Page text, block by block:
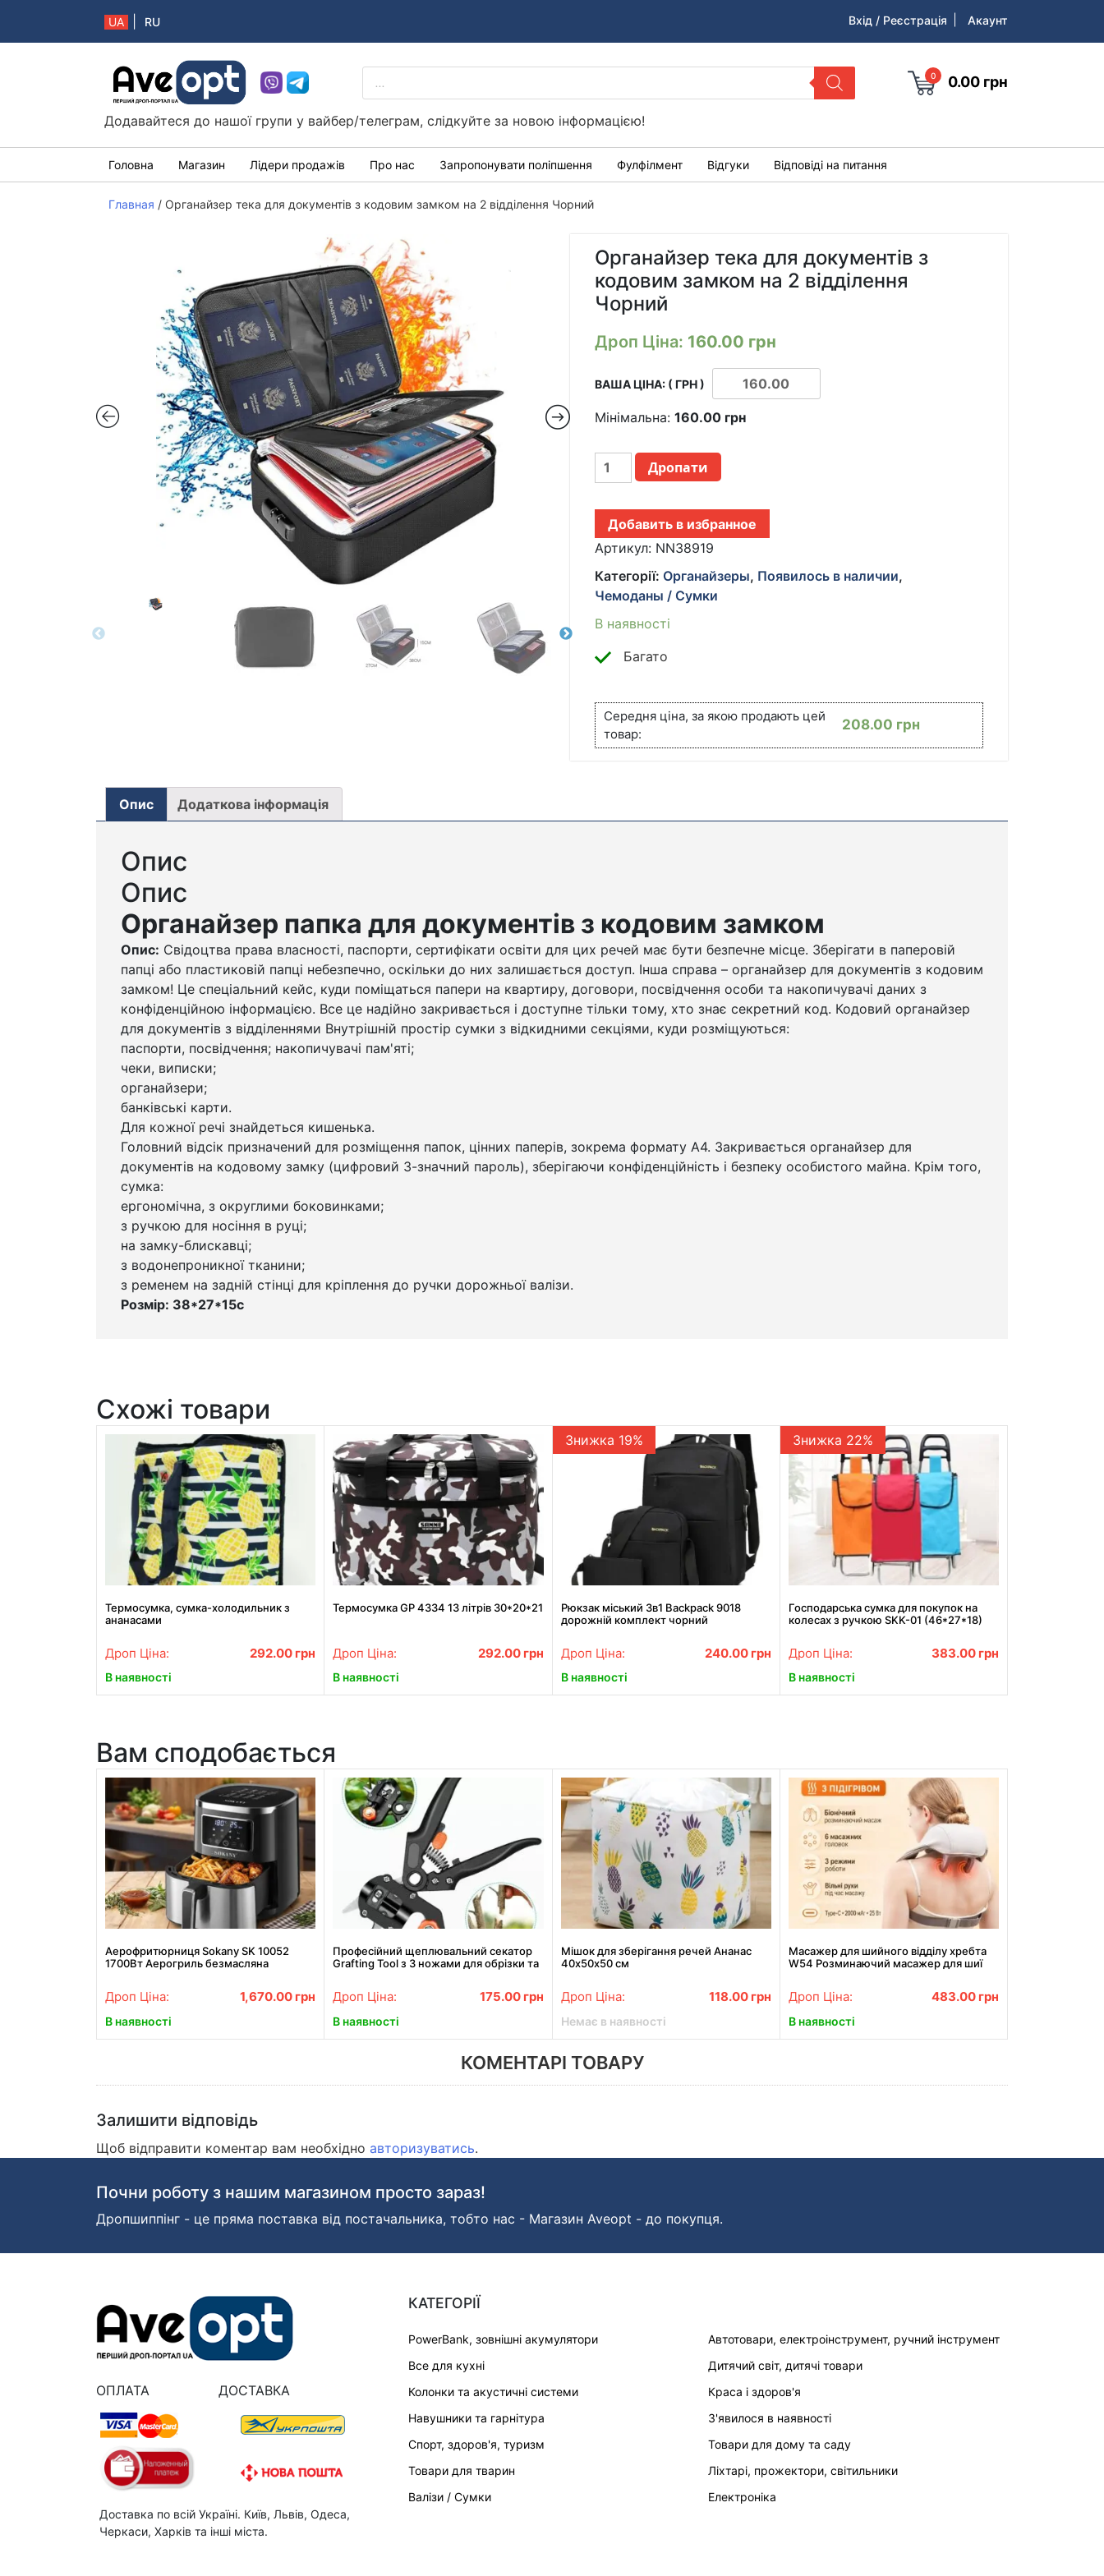
UA RU Вхід / Реєстрація Акаунт
Aveopt – оптова дропшипінг платформа в Україні
PRODUCTS
SEARCH
0 0.00 грн
Додавайтеся до нашої групи у вайбер/телеграм, слідкуйте за новою інформацією!
Головна Магазин Лідери продажів Про нас Запропонувати поліпшення Фулфілмент Відгуки Відповіді на питання
Главная / Органайзер тека для документів з кодовим замком на 2 відділення Чорний
Органайзер тека для документів з
кодовим замком на 2 відділення
Чорний
Дроп Ціна: 160.00 грн
ВАША ЦІНА: ( ГРН )
Мінімальна: 160.00 грн
ОРГАНАЙЗЕР
ПАПКА
ДОКУМЕНТОВ
КОДОВЫМ
НА
2
ОТДЕЛЕНИЯ
ЧЕРНЫЙ
КІЛЬКІСТЬ
Дропати
Добавить в избранное
Артикул: NN38919
Категорії: Органайзеры, Появилось в наличии,
Чемоданы / Сумки
В наявності
Багато
Середня ціна, за якою продають цей
товар:
208.00 грн
Опис Додаткова інформація
Опис
Опис
Органайзер папка для документів з кодовим замком
Опис: Свідоцтва права власності, паспорти, сертифікати освіти для цих речей має бути безпечне місце. Зберігати в паперовій
папці або пластиковій папці небезпечно, оскільки до них залишається доступ. Інша справа – органайзер для документів з кодовим
замком! Це спеціальний кейс, куди поміщаться папери на квартиру, договори, посвідчення особи та накопичувачі даних з
конфіденційною інформацією. Все це надійно закривається і доступне тільки тому, хто знає секретний код. Кодовий органайзер
для документів з відділеннями Внутрішній простір сумки з відкидними секціями, куди розміщуються:
паспорти, посвідчення; накопичувачі пам'яті;
чеки, виписки;
органайзери;
банківські карти.
Для кожної речі знайдеться кишенька.
Головний відсік призначений для розміщення папок, цінних паперів, зокрема формату А4. Закривається органайзер для
документів на кодовому замку (цифровий 3-значний пароль), зберігаючи конфіденційність і безпеку особистого майна. Крім того,
сумка:
ергономічна, з округлими боковинками;
з ручкою для носіння в руці;
на замку-блискавці;
з водонепроникної тканини;
з ременем на задній стінці для кріплення до ручки дорожньої валізи.
Розмір: 38*27*15с
Схожі товари
Термосумка, сумка-холодильник з
ананасами
Дроп Ціна: 292.00 грн
В наявності
Термосумка GP 4334 13 літрів 30*20*21
Дроп Ціна: 292.00 грн
В наявності
Знижка 19%
Рюкзак міський 3в1 Backpack 9018
дорожній комплект чорний
Дроп Ціна: 240.00 грн
В наявності
Знижка 22%
Господарська сумка для покупок на
колесах з ручкою SKK-01 (46*27*18)
Дроп Ціна: 383.00 грн
В наявності
Вам сподобається
Аерофритюрниця Sokany SK 10052
1700Вт Аерогриль безмасляна
Дроп Ціна: 1,670.00 грн
В наявності
Професійний щеплювальний секатор
Grafting Tool з 3 ножами для обрізки та
Дроп Ціна: 175.00 грн
В наявності
Мішок для зберігання речей Ананас
40х50х50 см
Дроп Ціна: 118.00 грн
Немає в наявності
Масажер для шийного відділу хребта
W54 Розминаючий масажер для шиї
Дроп Ціна: 483.00 грн
В наявності
КОМЕНТАРІ ТОВАРУ
Залишити відповідь
Щоб відправити коментар вам необхідно авторизуватись.
Почни роботу з нашим магазином просто зараз!
Дропшиппінг - це пряма поставка від постачальника, тобто нас - Магазин Aveopt - до покупця.
ОПЛАТА ДОСТАВКА
Доставка по всій Україні. Київ, Львів, Одеса,
Черкаси, Харків та інші міста.
КАТЕГОРІЇ
PowerBank, зовнішні акумулятори
Автотовари, електроінструмент, ручний інструмент
Все для кухні
Дитячий світ, дитячі товари
Колонки та акустичні системи
Краса і здоров'я
Навушники та гарнітура
З'явилося в наявності
Спорт, здоров'я, туризм
Товари для дому та саду
Товари для тварин
Ліхтарі, прожектори, світильники
Валізи / Сумки
Електроніка